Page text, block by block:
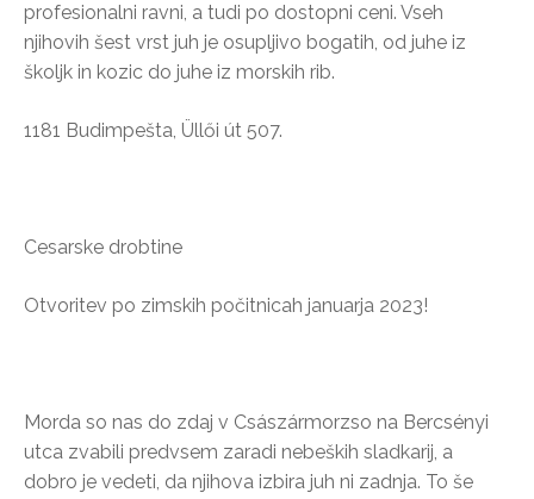
profesionalni ravni, a tudi po dostopni ceni. Vseh
njihovih šest vrst juh je osupljivo bogatih, od juhe iz
školjk in kozic do juhe iz morskih rib.
1181 Budimpešta, Üllői út 507.
Cesarske drobtine
Otvoritev po zimskih počitnicah januarja 2023!
Morda so nas do zdaj v Császármorzso na Bercsényi
utca zvabili predvsem zaradi nebeških sladkarij, a
dobro je vedeti, da njihova izbira juh ni zadnja. To še